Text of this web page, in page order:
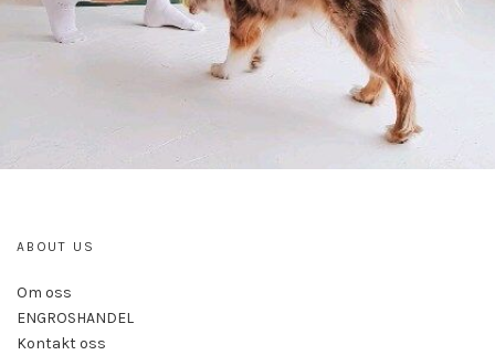
ABOUT US
Om oss
ENGROSHANDEL
Kontakt oss